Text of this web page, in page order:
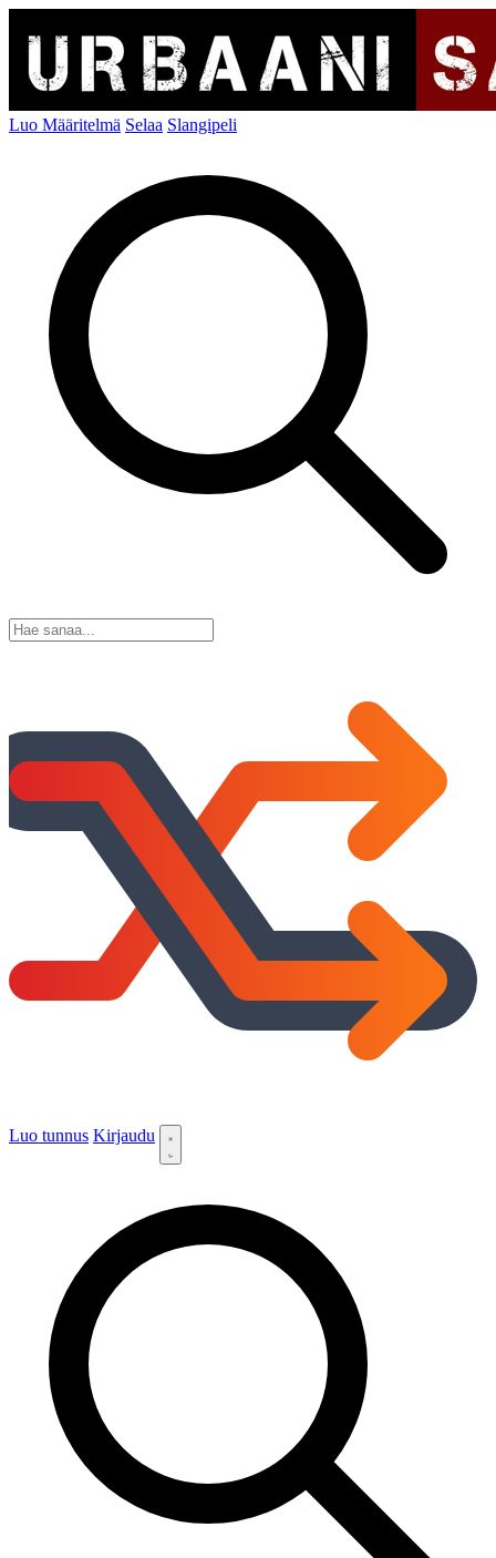
Luo Määritelmä Selaa Slangipeli
Luo tunnus Kirjaudu